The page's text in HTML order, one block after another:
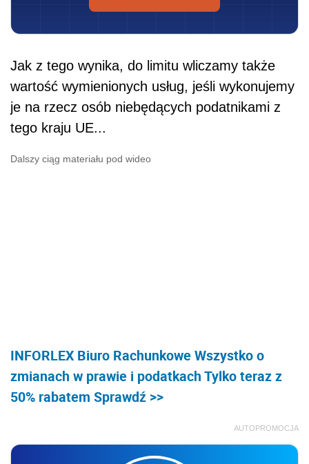
Jak z tego wynika, do limitu wliczamy także
wartość wymienionych usług, jeśli wykonujemy
je na rzecz osób niebędących podatnikami z
tego kraju UE...
Dalszy ciąg materiału pod wideo
INFORLEX Biuro Rachunkowe Wszystko o
zmianach w prawie i podatkach Tylko teraz z
50% rabatem Sprawdź >>
AUTOPROMOCJA